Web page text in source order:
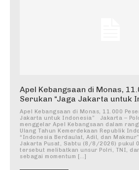
Apel Kebangsaan di Monas,
Serukan “Jaga Jakarta untuk
Apel Kebangsaan di Monas, 11.000
Jakarta untuk Indonesia” Jakarta –
menggelar Apel Kebangsaan dalam
Ulang Tahun Kemerdekaan Republik
“Indonesia Berdaulat, Adil, dan
Jakarta Pusat, Sabtu (8/8/2026) pukul
tersebut melibatkan unsur Polri, TNI,
sebagai momentum […]